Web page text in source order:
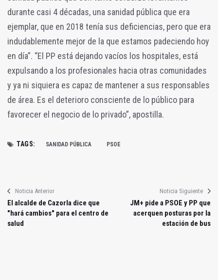
durante casi 4 décadas, una sanidad pública que era
ejemplar, que en 2018 tenía sus deficiencias, pero que era
indudablemente mejor de la que estamos padeciendo hoy
en día”. “El PP está dejando vacíos los hospitales, está
expulsando a los profesionales hacia otras comunidades
y ya ni siquiera es capaz de mantener a sus responsables
de área. Es el deterioro consciente de lo público para
favorecer el negocio de lo privado”, apostilla.
TAGS: SANIDAD PÚBLICA PSOE
Noticia Anterior
El alcalde de Cazorla dice que
"hará cambios" para el centro de
salud
Noticia Siguiente
JM+ pide a PSOE y PP que
acerquen posturas por la
estación de bus